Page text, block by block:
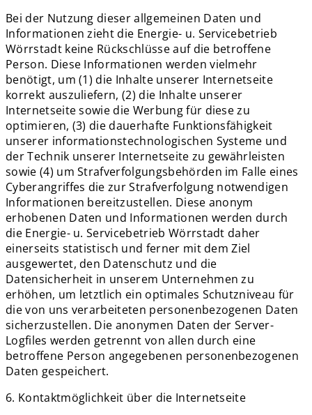
Bei der Nutzung dieser allgemeinen Daten und
Informationen zieht die Energie- u. Servicebetrieb
Wörrstadt keine Rückschlüsse auf die betroffene
Person. Diese Informationen werden vielmehr
benötigt, um (1) die Inhalte unserer Internetseite
korrekt auszuliefern, (2) die Inhalte unserer
Internetseite sowie die Werbung für diese zu
optimieren, (3) die dauerhafte Funktionsfähigkeit
unserer informationstechnologischen Systeme und
der Technik unserer Internetseite zu gewährleisten
sowie (4) um Strafverfolgungsbehörden im Falle eines
Cyberangriffes die zur Strafverfolgung notwendigen
Informationen bereitzustellen. Diese anonym
erhobenen Daten und Informationen werden durch
die Energie- u. Servicebetrieb Wörrstadt daher
einerseits statistisch und ferner mit dem Ziel
ausgewertet, den Datenschutz und die
Datensicherheit in unserem Unternehmen zu
erhöhen, um letztlich ein optimales Schutzniveau für
die von uns verarbeiteten personenbezogenen Daten
sicherzustellen. Die anonymen Daten der Server-
Logfiles werden getrennt von allen durch eine
betroffene Person angegebenen personenbezogenen
Daten gespeichert.
6. Kontaktmöglichkeit über die Internetseite